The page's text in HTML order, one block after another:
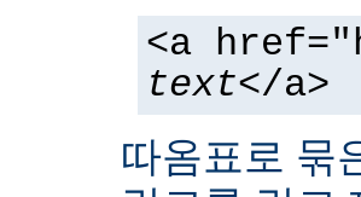
<a
text</a>
따옴표로 묶